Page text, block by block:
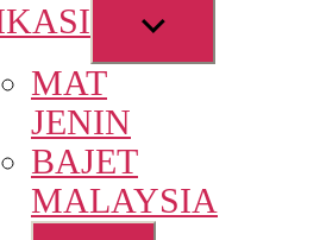
Show
sub
MAT
JENIN
BAJET
MALAYSIA